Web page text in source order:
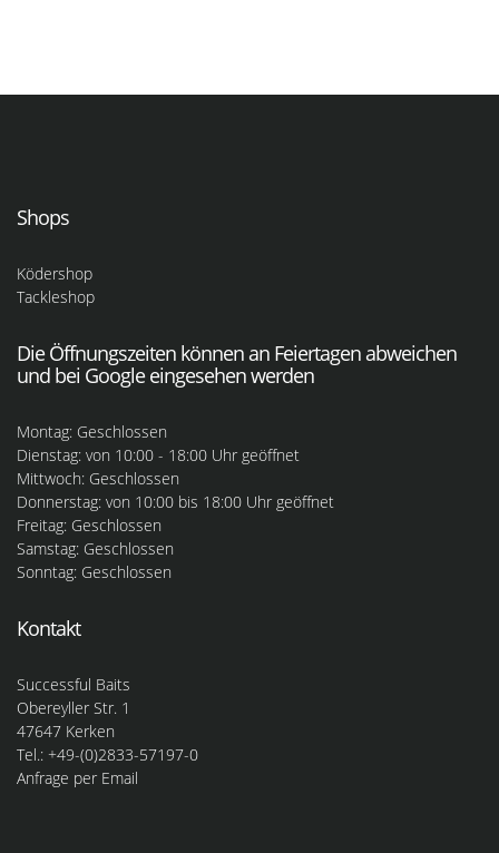
Shops
Ködershop
Tackleshop
Die Öffnungszeiten können an Feiertagen abweichen
und bei Google eingesehen werden
Montag: Geschlossen
Dienstag: von 10:00 - 18:00 Uhr geöffnet
Mittwoch: Geschlossen
Donnerstag: von 10:00 bis 18:00 Uhr geöffnet
Freitag: Geschlossen
Samstag: Geschlossen
Sonntag: Geschlossen
Kontakt
Successful Baits
Obereyller Str. 1
47647 Kerken
Tel.: +49-(0)2833-57197-0
Anfrage per Email